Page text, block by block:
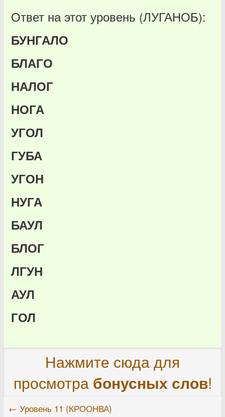
Ответ на этот уровень (ЛУГАНОБ):
БУНГАЛО
БЛАГО
НАЛОГ
НОГА
УГОЛ
ГУБА
УГОН
НУГА
БАУЛ
БЛОГ
ЛГУН
АУЛ
ГОЛ
Нажмите сюда для
просмотра бонусных слов!
← Уровень 11 (КРООНВА)